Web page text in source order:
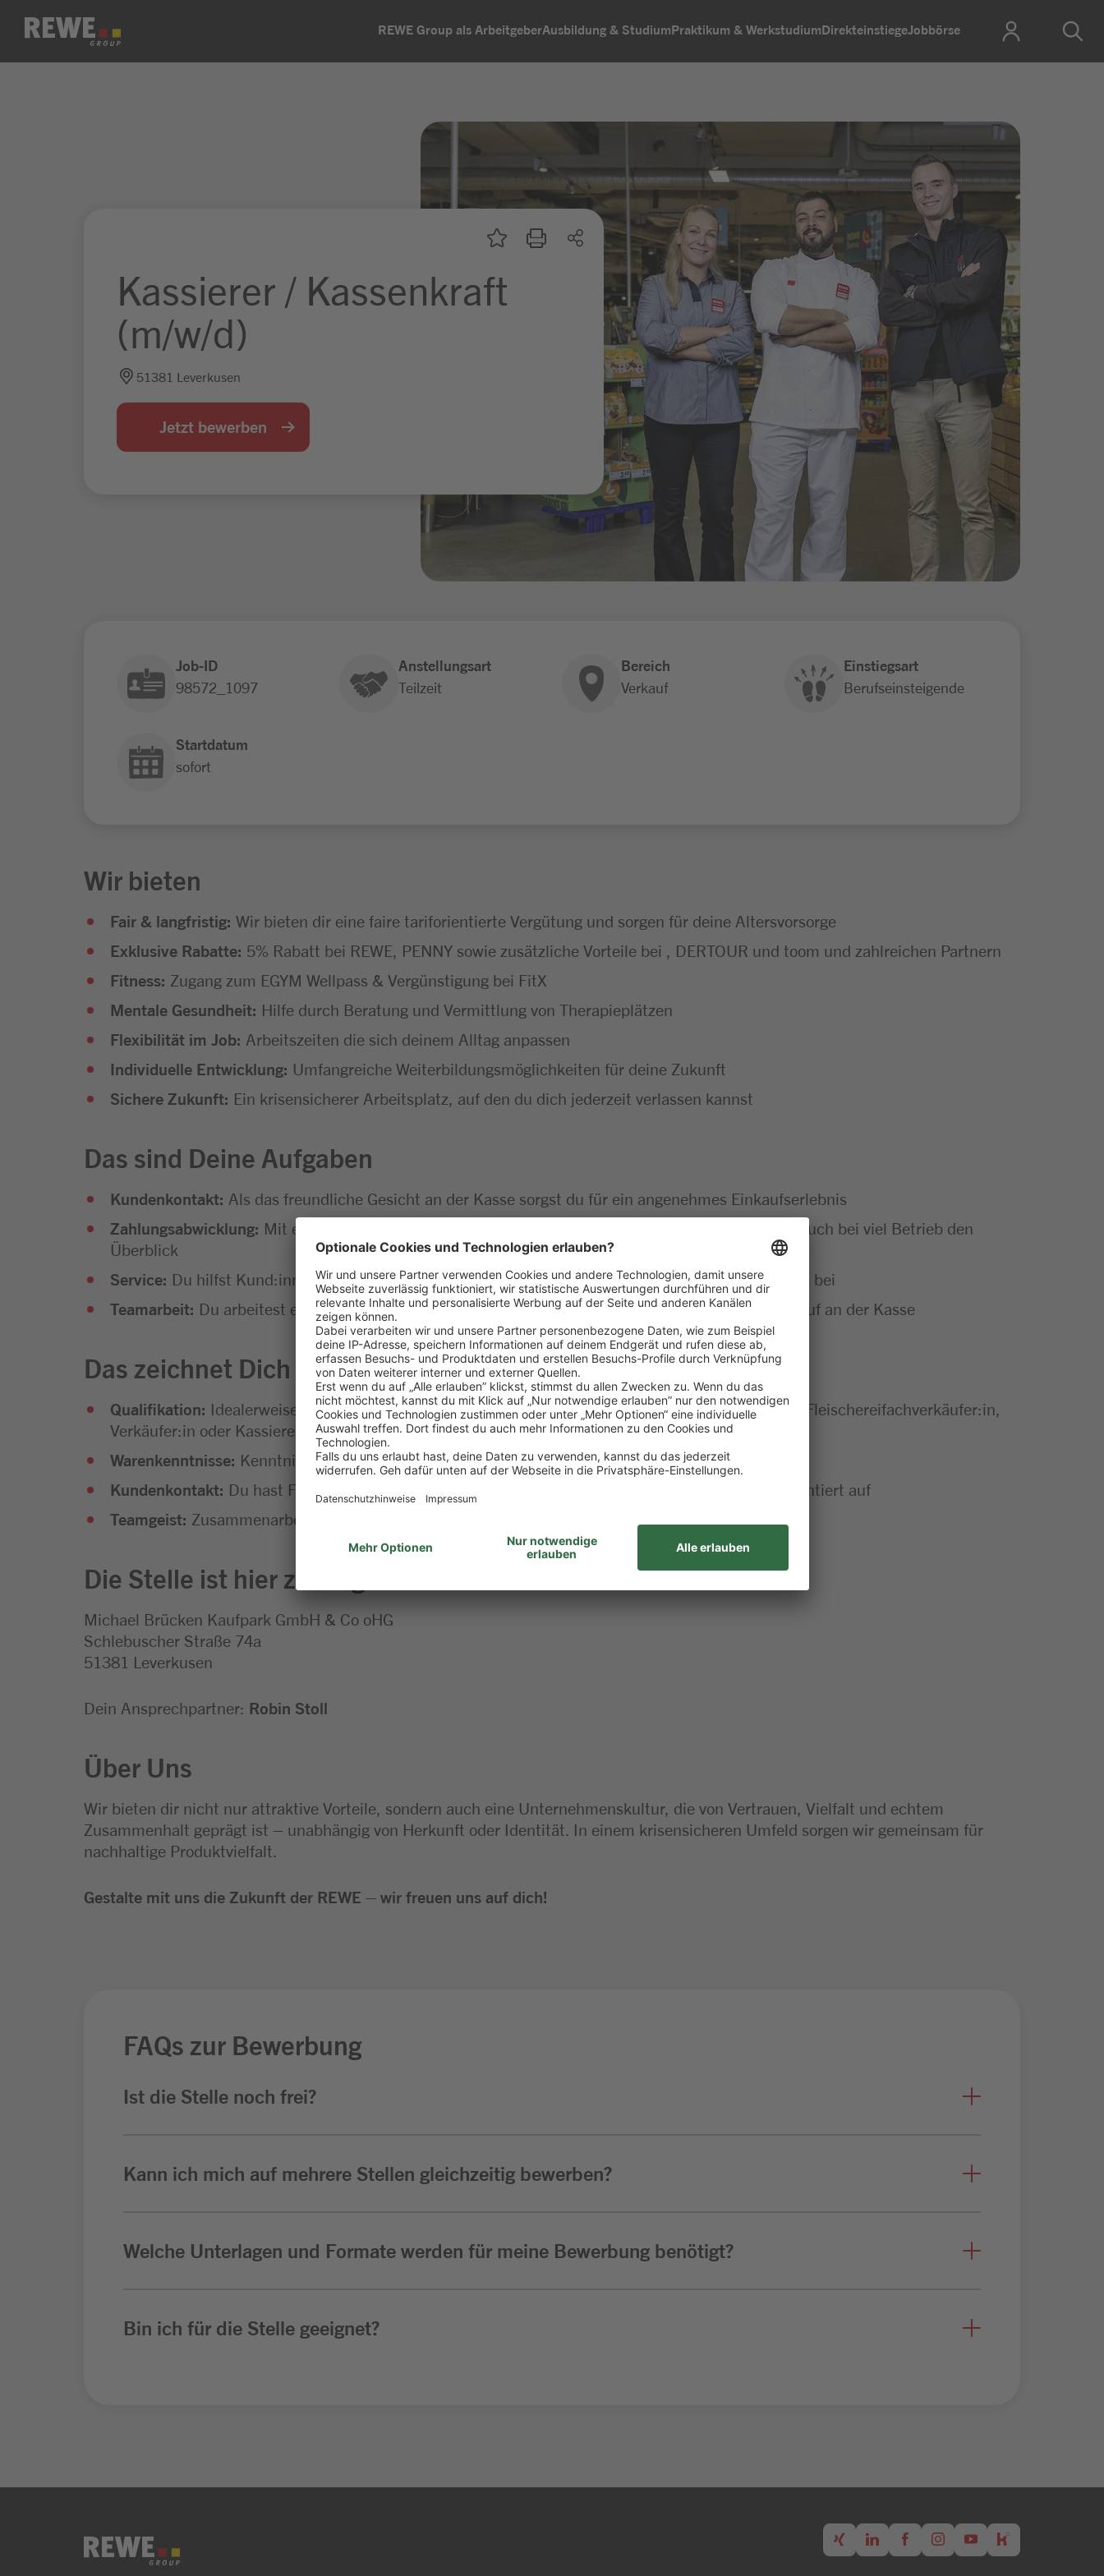
Zum Inhalt springen REWE Group als ArbeitgeberAusbildung & StudiumPraktikum & WerkstudiumDirekteinstiegeJobbörse
Kassierer / Kassenkraft
(m/w/d)
51381 Leverkusen
Jetzt bewerben
Job-ID
98572_1097
Anstellungsart
Teilzeit
Bereich
Verkauf
Einstiegsart
Berufseinsteigende
Startdatum
sofort
Wir bieten
Fair & langfristig: Wir bieten dir eine faire tariforientierte Vergütung und sorgen für deine Altersvorsorge
Exklusive Rabatte: 5% Rabatt bei REWE, PENNY sowie zusätzliche Vorteile bei , DERTOUR und toom und zahlreichen Partnern
Fitness: Zugang zum EGYM Wellpass & Vergünstigung bei FitX
Mentale Gesundheit: Hilfe durch Beratung und Vermittlung von Therapieplätzen
Flexibilität im Job: Arbeitszeiten die sich deinem Alltag anpassen
Individuelle Entwicklung: Umfangreiche Weiterbildungsmöglichkeiten für deine Zukunft
Sichere Zukunft: Ein krisensicherer Arbeitsplatz, auf den du dich jederzeit verlassen kannst
Das sind Deine Aufgaben
Kundenkontakt: Als das freundliche Gesicht an der Kasse sorgst du für ein angenehmes Einkaufserlebnis
Zahlungsabwicklung: Mit einem Lächeln scannst du die Waren, kassierst zuverlässig und behältst auch bei viel Betrieb den
Überblick
Service: Du hilfst Kund:innen bei Fragen weiter und trägst aktiv zur positiven Atmosphäre im Markt bei
Teamarbeit: Du arbeitest eng mit deinem Team zusammen und sorgst für einen reibungslosen Ablauf an der Kasse
Das zeichnet Dich aus
Qualifikation: Idealerweise erste Berufspraxis im Einzelhandel – z. B. als Bäckereifachverkäufer:in, Fleischereifachverkäufer:in,
Verkäufer:in oder Kassierer:in. Auch Quereinsteiger:innen sind herzlich willkommen
Warenkenntnisse: Kenntnisse im Lebensmittelbereich sind von Vorteil
Kundenkontakt: Du hast Freude am Umgang mit Menschen und trittst freundlich sowie serviceorientiert auf
Teamgeist: Zusammenarbeit liegt dir – du bringst dich zuverlässig ein und denkst kundenorientiert
Die Stelle ist hier zu vergeben:
Michael Brücken Kaufpark GmbH & Co oHG
Schlebuscher Straße 74a
51381 Leverkusen
Dein Ansprechpartner: Robin Stoll
Über Uns
Wir bieten dir nicht nur attraktive Vorteile, sondern auch eine Unternehmenskultur, die von Vertrauen, Vielfalt und echtem
Zusammenhalt geprägt ist – unabhängig von Herkunft oder Identität. In einem krisensicheren Umfeld sorgen wir gemeinsam für
nachhaltige Produktvielfalt.
Gestalte mit uns die Zukunft der REWE – wir freuen uns auf dich!
FAQs zur Bewerbung
Ist die Stelle noch frei?
Kann ich mich auf mehrere Stellen gleichzeitig bewerben?
Welche Unterlagen und Formate werden für meine Bewerbung benötigt?
Bin ich für die Stelle geeignet?